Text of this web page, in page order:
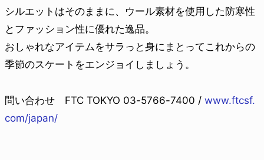
シルエットはそのままに、ウール素材を使用した防寒性
とファッション性に優れた逸品。
おしゃれなアイテムをサラっと身にまとってこれからの
季節のスケートをエンジョイしましょう。
問い合わせ FTC TOKYO 03-5766-7400 / www.ftcsf.
com/japan/